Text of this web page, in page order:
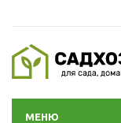
МЕНЮ